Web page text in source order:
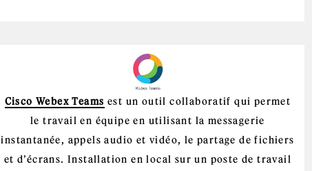
Cisco Webex Teams est un outil collaboratif qui permet
le travail en équipe en utilisant la messagerie
instantanée, appels audio et vidéo, le partage de fichiers
et d’écrans. Installation en local sur un poste de travail